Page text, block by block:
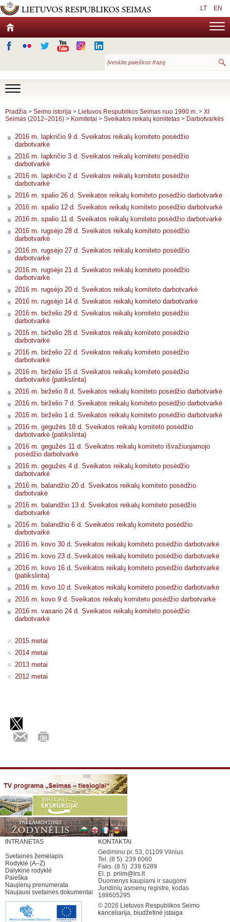
LT EN
Pradžia > Seimo istorija > Lietuvos Respublikos Seimas nuo 1990 m. > XI
Seimas (2012–2016) > Komitetai > Sveikatos reikalų komitetas > Darbotvarkės
2016 m. lapkričio 9 d. Sveikatos reikalų komiteto posėdžio
darbotvarkė
2016 m. lapkričio 3 d. Sveikatos reikalų komiteto posėdžio
darbotvarkė
2016 m. lapkričio 2 d. Sveikatos reikalų komiteto posėdžio
darbotvarkė
2016 m. spalio 26 d. Sveikatos reikalų komiteto posėdžio darbotvarkė
2016 m. spalio 12 d. Sveikatos reikalų komiteto posėdžio darbotvarkė
2016 m. spalio 11 d. Sveikatos reikalų komiteto posėdžio darbotvarkė
2016 m. rugsėjo 28 d. Sveikatos reikalų komiteto posėdžio
darbotvarkė
2016 m. rugsėjo 27 d. Sveikatos reikalų komiteto posėdžio
darbotvarkė
2016 m. rugsėjo 21 d. Sveikatos reikalų komiteto posėdžio
darbotvarkė
2016 m. rugsėjo 20 d. Sveikatos reikalų komiteto darbotvarkė
2016 m. rugsėjo 14 d. Sveikatos reikalų komiteto darbotvarkė
2016 m. birželio 29 d. Sveikatos reikalų komiteto posėdžio
darbotvarkė
2016 m. birželio 28 d. Sveikatos reikalų komiteto posėdžio
darbotvarkė
2016 m. birželio 22 d. Sveikatos reikalų komiteto posėdžio
darbotvarkė
2016 m. birželio 15 d. Sveikatos reikalų komiteto posėdžio
darbotvarkė (patikslinta)
2016 m. birželio 8 d. Sveikatos reikalų komiteto posėdžio darbotvarkė
2016 m. birželio 7 d. Sveikatos reikalų komiteto posėdžio darbotvarkė
2016 m. birželio 1 d. Sveikatos reikalų komiteto posėdžio darbotvarkė
2016 m. gegužės 18 d. Sveikatos reikalų komiteto posėdžio
darbotvarkė (patikslinta)
2016 m. gegužės 11 d. Sveikatos reikalų komiteto išvažiuojamojo
posėdžio darbotvarkė
2016 m. gegužės 4 d. Sveikatos reikalų komiteto posėdžio
darbotvarkė
2016 m. balandžio 20 d. Sveikatos reikalų komiteto posėdžio
darbotvakė
2016 m. balandžio 13 d. Sveikatos reikalų komiteto posėdžio
darbotvarkė
2016 m. balandžio 6 d. Sveikatos reikalų komiteto posėdžio
darbotvarkė
2016 m. kovo 30 d. Sveikatos reikalų komiteto posėdžio darbotvarkė
2016 m. kovo 23 d. Sveikatos reikalų komiteto posėdžio darbotvarkė
2016 m. kovo 16 d. Sveikatos reikalų komiteto posėdžio darbotvarkė
(patikslinta)
2016 m. kovo 10 d. Sveikatos reikalų komiteto posėdžio darbotvarkė
2016 m. kovo 9 d. Sveikatos reikalų komiteto posėdžio darbotvarkė
2016 m. vasario 24 d. Sveikatos reikalų komiteto posėdžio
darbotvarkė
2015 metai
2014 metai
2013 metai
2012 metai
INTRANETAS
Svetainės žemėlapis
Rodyklė (A–Z)
Dalykinė rodyklė
Paieška
Naujienų prenumerata
Naujausi svetainės dokumentai
KONTAKTAI
Gedimino pr. 53, 01109 Vilnius
Tel. (8 5) 239 6060
Faks. (8 5) 239 6289
El. p. priim@lrs.lt
Duomenys kaupiami ir saugomi
Juridinių asmenų registre, kodas
188605295
© 2026 Lietuvos Respublikos Seimo
kanceliarija, biudžetinė įstaiga